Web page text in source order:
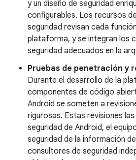
y un diseño de seguridad
configurables. Los recursos
seguridad revisan cada
plataforma, y se integran los
seguridad adecuados en la
Pruebas de penetración y
Durante el desarrollo de la
componentes de código
Android se someten a
rigurosas. Estas revisiones
seguridad de Android, el
seguridad de la información
consultores de seguridad